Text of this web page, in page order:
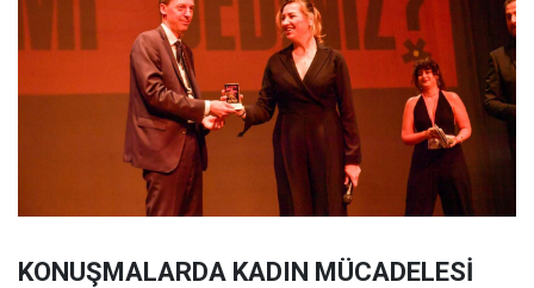
KONUŞMALARDA KADIN MÜCADELESİ